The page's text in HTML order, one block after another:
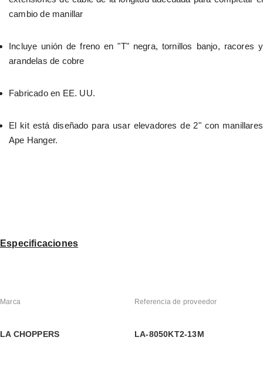
cambio de manillar
Incluye unión de freno en "T" negra, tornillos banjo, racores y
arandelas de cobre
Fabricado en EE. UU.
El kit está diseñado para usar elevadores de 2" con manillares
Ape Hanger.
Especificaciones
Marca
LA CHOPPERS
Referencia de proveedor
LA-8050KT2-13M